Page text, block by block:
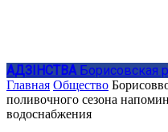
АДЗIНСТВА Борисовская
Главная Общество
поливочного сезона
водоснабжения